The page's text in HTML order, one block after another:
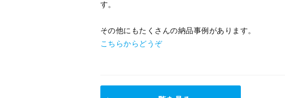
す。
その他にもたくさんの納品事例があります。
こちらからどうぞ